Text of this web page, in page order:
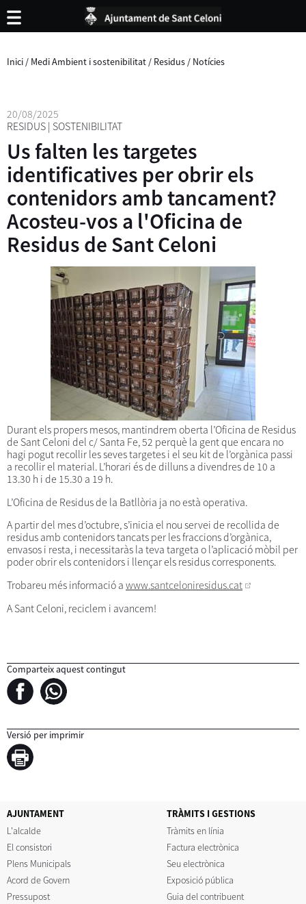
Inici / Medi Ambient i sostenibilitat / Residus / Notícies
20/08/2025
RESIDUS | SOSTENIBILITAT
Us falten les targetes
identificatives per obrir els
contenidors amb tancament?
Acosteu-vos a l'Oficina de
Residus de Sant Celoni
Durant els propers mesos, mantindrem oberta l’Oficina de Residus
de Sant Celoni del c/ Santa Fe, 52 perquè la gent que encara no
hagi pogut recollir les seves targetes i el seu kit de l’orgànica passi
a recollir el material. L’horari és de dilluns a divendres de 10 a
13.30 h i de 15.30 a 19 h.
L’Oficina de Residus de la Batllòria ja no està operativa.
A partir del mes d’octubre, s’inicia el nou servei de recollida de
residus amb contenidors tancats per les fraccions d’orgànica,
envasos i resta, i necessitaràs la teva targeta o l’aplicació mòbil per
poder obrir els contenidors i llençar els residus corresponents.
Trobareu més informació a www.santceloniresidus.cat
A Sant Celoni, reciclem i avancem!
Comparteix aquest contingut
Versió per imprimir
AJUNTAMENT
L'alcalde
El consistori
Plens Municipals
Acord de Govern
Pressupost
TRÀMITS I GESTIONS
Tràmits en línia
Factura electrònica
Seu electrònica
Exposició pública
Guia del contribuent